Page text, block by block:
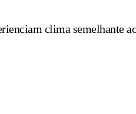
clima semelhante